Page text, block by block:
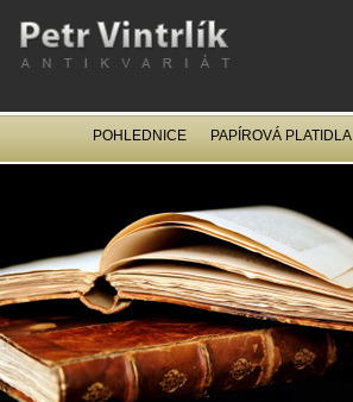
POHLEDNICE PAPÍROVÁ PLATIDLA